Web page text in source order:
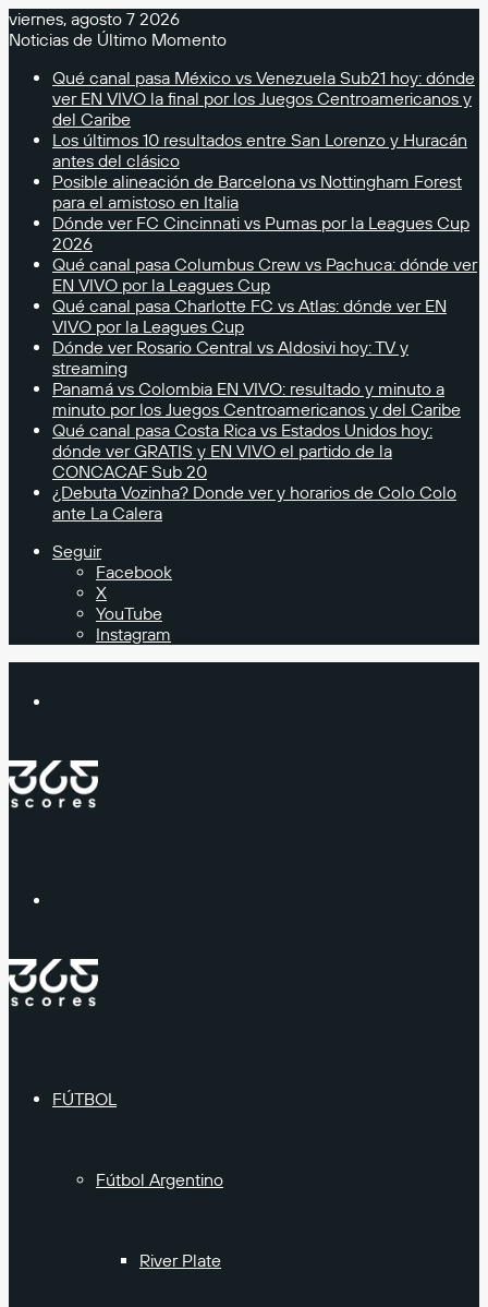
viernes, agosto 7 2026
Noticias de Último Momento
Qué canal pasa México vs Venezuela Sub21 hoy: dónde
ver EN VIVO la final por los Juegos Centroamericanos y
del Caribe
Los últimos 10 resultados entre San Lorenzo y Huracán
antes del clásico
Posible alineación de Barcelona vs Nottingham Forest
para el amistoso en Italia
Dónde ver FC Cincinnati vs Pumas por la Leagues Cup
2026
Qué canal pasa Columbus Crew vs Pachuca: dónde ver
EN VIVO por la Leagues Cup
Qué canal pasa Charlotte FC vs Atlas: dónde ver EN
VIVO por la Leagues Cup
Dónde ver Rosario Central vs Aldosivi hoy: TV y
streaming
Panamá vs Colombia EN VIVO: resultado y minuto a
minuto por los Juegos Centroamericanos y del Caribe
Qué canal pasa Costa Rica vs Estados Unidos hoy:
dónde ver GRATIS y EN VIVO el partido de la
CONCACAF Sub 20
¿Debuta Vozinha? Donde ver y horarios de Colo Colo
ante La Calera
Seguir
Facebook
X
YouTube
Instagram
FÚTBOL
Fútbol Argentino
River Plate